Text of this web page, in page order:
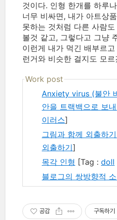
것이다. 인형 한개를 하루
너무 비싸면, 내가 아트상
못하는 것처럼 다른 사람
볼것 같고, 그렇다고 그냥
이런게 내가 먹긴 배부르
런거와 비슷한 걸지도 모르
Work post
Anxiety virus (불안
안을 트랙백으로 보
이러스]
그림과 함께 외출하기
외출하기]
목각 인형 [Tag : doll
블로그의 쌍방향적
공감 구독하기